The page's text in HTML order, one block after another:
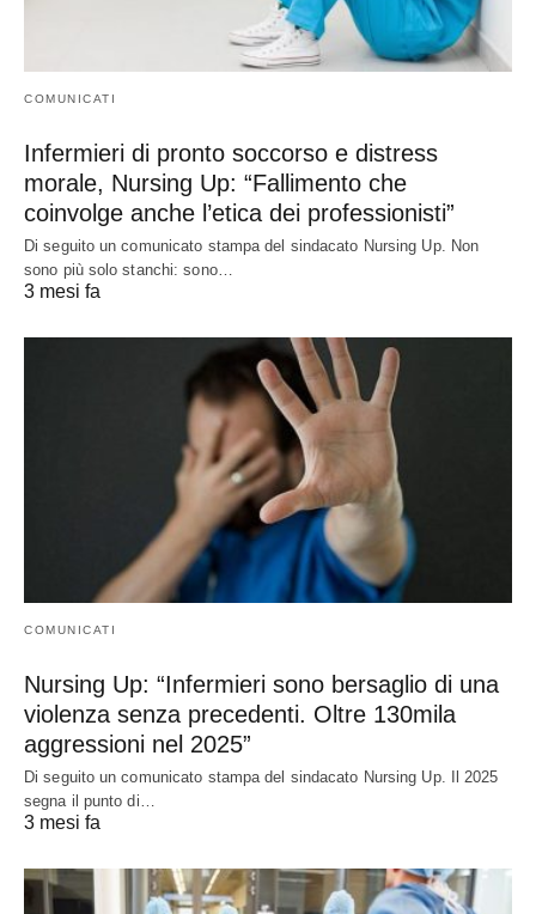
COMUNICATI
Infermieri di pronto soccorso e distress
morale, Nursing Up: “Fallimento che
coinvolge anche l’etica dei professionisti”
Di seguito un comunicato stampa del sindacato Nursing Up. Non
sono più solo stanchi: sono…
3 mesi fa
COMUNICATI
Nursing Up: “Infermieri sono bersaglio di una
violenza senza precedenti. Oltre 130mila
aggressioni nel 2025”
Di seguito un comunicato stampa del sindacato Nursing Up. Il 2025
segna il punto di…
3 mesi fa